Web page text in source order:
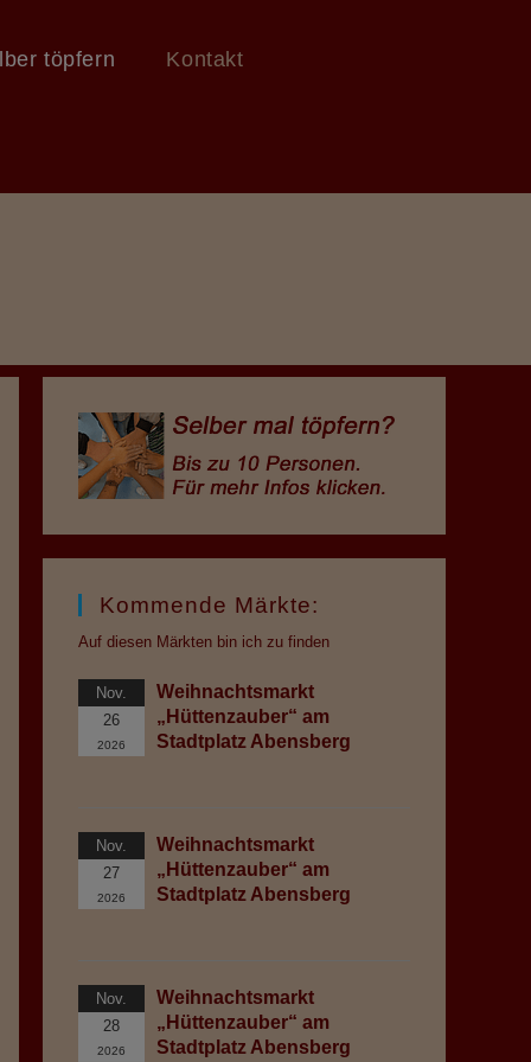
töpfern Kontakt
Kommende Märkte:
Auf diesen Märkten bin ich zu finden
Nov.
26
2026
Weihnachtsmarkt
„Hüttenzauber“ am
Stadtplatz Abensberg
Nov.
27
2026
Weihnachtsmarkt
„Hüttenzauber“ am
Stadtplatz Abensberg
Nov.
28
2026
Weihnachtsmarkt
„Hüttenzauber“ am
Stadtplatz Abensberg